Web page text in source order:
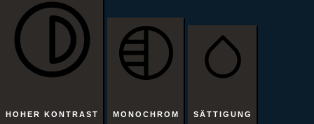
HOHER KONTRAST MONOCHROM SÄTTIGUNG